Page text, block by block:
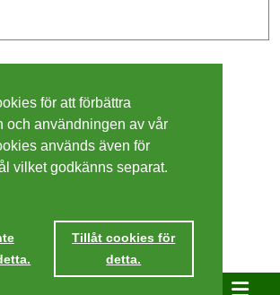
Ta mig dit
för att förbättra
och användningen av vår
används även för
vilket godkänns separat.
Tillåt cookies för
detta.